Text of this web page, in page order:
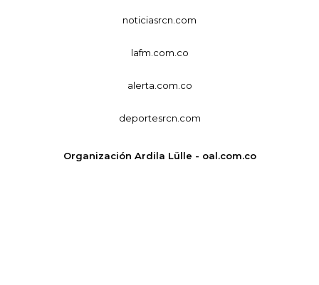
noticiasrcn.com
lafm.com.co
alerta.com.co
deportesrcn.com
Organización Ardila Lülle - oal.com.co